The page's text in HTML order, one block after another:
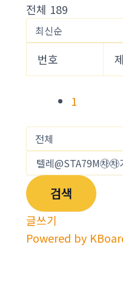
전체 189
번호
1
검색
글쓰기
Powered by